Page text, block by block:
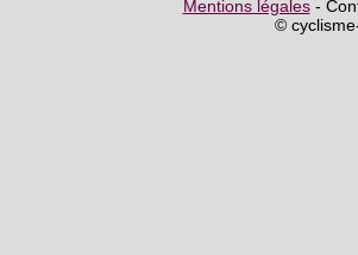
Mentions légales-
©